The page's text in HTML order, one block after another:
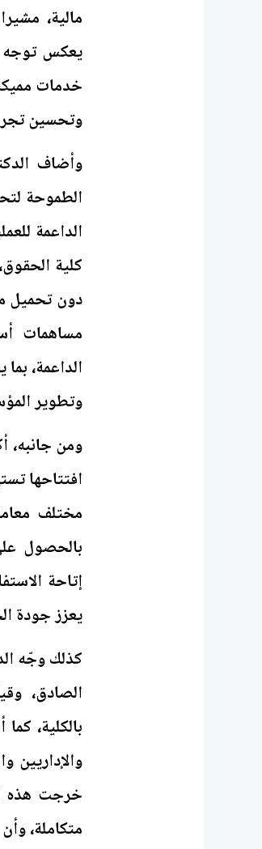
مالية،
يعكس توجه
خدمات
وتحسين
وأضاف
الطموحة
الداعمة
كلية
دون تحميل
مساهمات
الداعمة،
وتطوير
ومن جانبه،
افتتاحها
مختلف
بالحصول
إتاحة
يعزز جودة
كذلك وجّه
الصادق،
بالكلية،
والإداريين
خرجت هذه
متكاملة،